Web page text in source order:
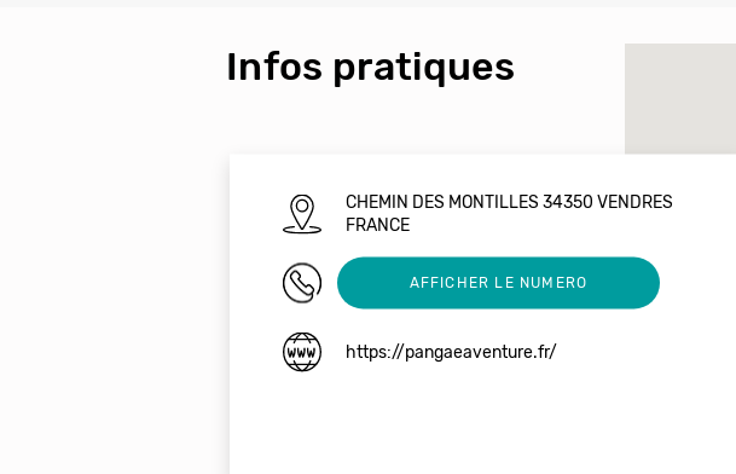
Infos pratiques
CHEMIN DES MONTILLES 34350 VENDRES
FRANCE
0784408901AFFICHER LE NUMERO
https://pangaeaventure.fr/